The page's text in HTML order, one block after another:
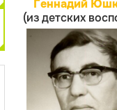
Геннадий
(из детских